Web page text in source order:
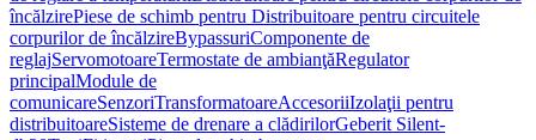
încălzirePiese de schimb pentru Distribuitoare pentru circuitele
corpurilor de încălzireBypassuriComponente de
reglajServomotoareTermostate de ambianţăRegulator
principalModule de
comunicareSenzoriTransformatoareAccesoriiIzolaţii pentru
distribuitoareSisteme de drenare a clădirilorGeberit Silent-